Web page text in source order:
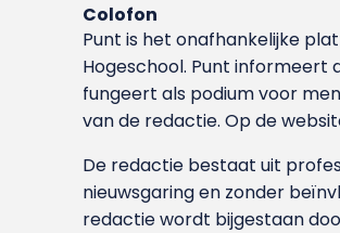
Colofon
Punt is het onafhankelijke
Hoge­school. Punt informeert
fungeert als podium voor
van de redactie. Op de
De redactie bestaat uit
nieuwsgaring en zonder
redactie wordt bijgestaan